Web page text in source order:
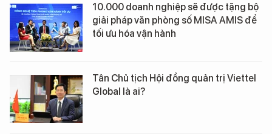
10.000 doanh nghiệp sẽ được tặng bộ
giải pháp văn phòng số MISA AMIS để
tối ưu hóa vận hành
Tân Chủ tịch Hội đồng quản trị Viettel
Global là ai?